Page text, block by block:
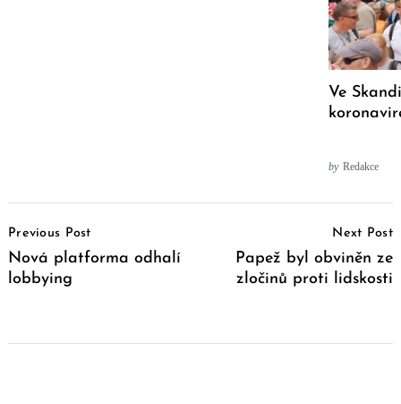
Ve
by Redakce
Navigation
Previous Post
Nová platforma odhalí
lobbying
Next Post
Papež byl obviněn ze
zločinů proti lidskosti